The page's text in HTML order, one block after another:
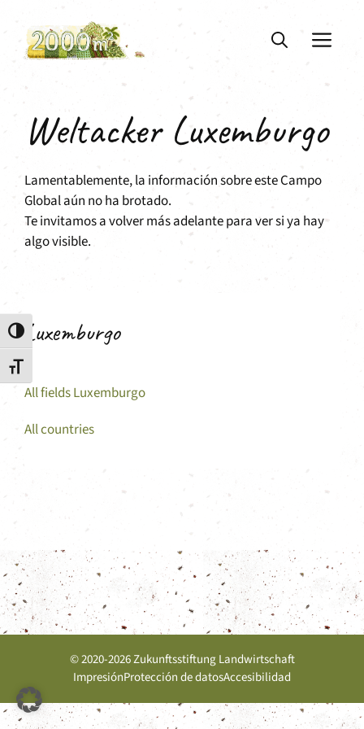
Alternar alto contraste
Alternar tamaño de letra
contenido
Weltacker Luxemburgo
Lamentablemente, la información sobre este Campo
Global aún no ha brotado.
Te invitamos a volver más adelante para ver si ya hay
algo visible.
Luxemburgo
All fields Luxemburgo
All countries
© 2020-2026 Zukunftsstiftung Landwirtschaft
ImpresiónProtección de datosAccesibilidad